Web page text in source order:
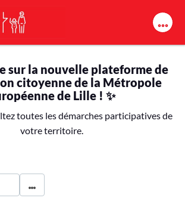
sur la nouvelle plateforme de
citoyenne de la Métropole
de Lille ! ✨
toutes les démarches participatives de
votre territoire.